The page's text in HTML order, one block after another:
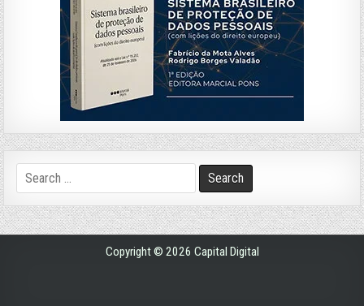
Search
for:
Copyright © 2026 Capital Digital